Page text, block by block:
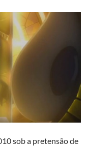
sob a pretensão de